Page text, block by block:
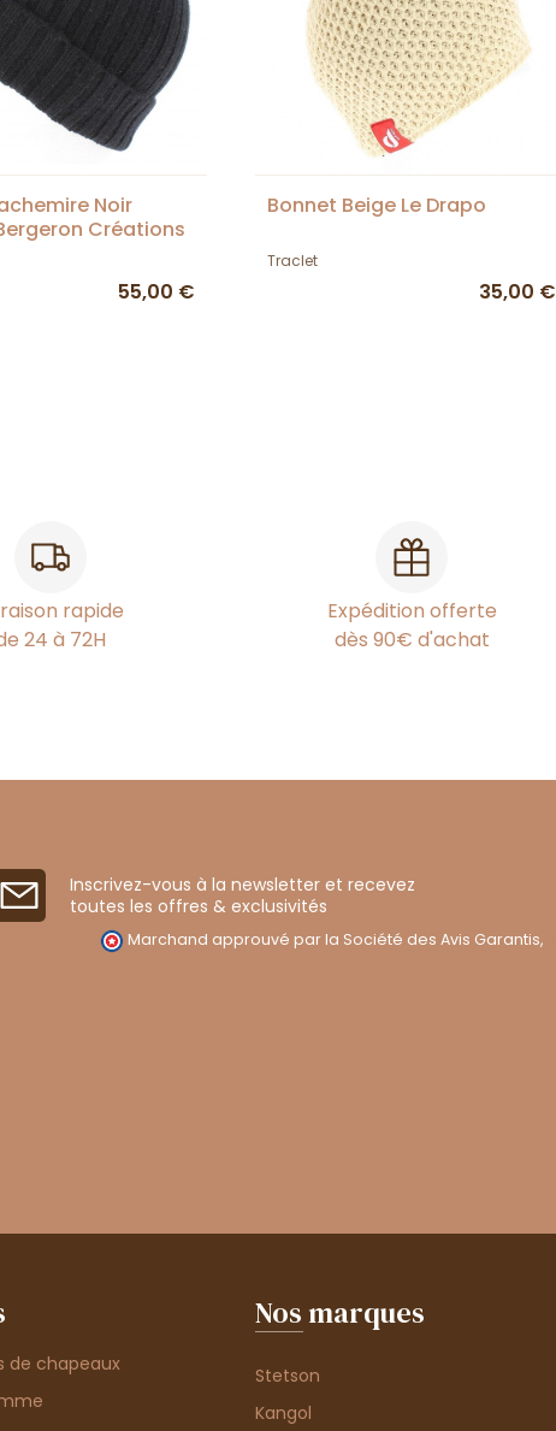
Noir
Créations
55,00 €
Bonnet Beige Le Drapo
Traclet
35,00 €
rapide
24 à 72H
Expédition offerte
dès 90€ d'achat
Inscrivez-vous à la newsletter et recevez
toutes les offres & exclusivités
Marchand approuvé par la Société des Avis Garantis,
de chapeaux
Nos marques
Stetson
Kangol